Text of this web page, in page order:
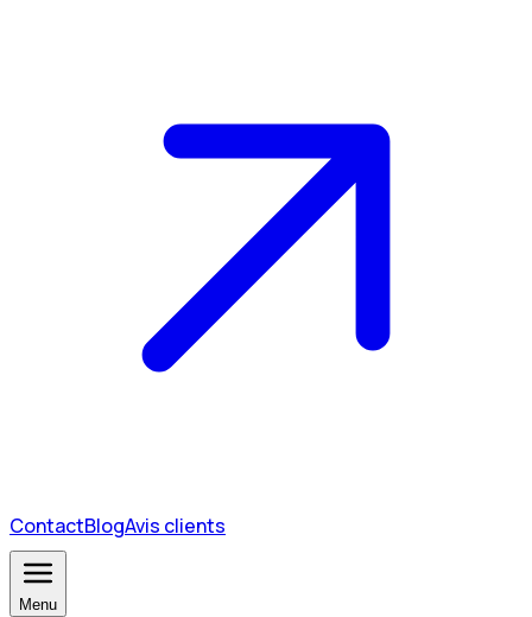
ContactBlogAvis clients
Menu